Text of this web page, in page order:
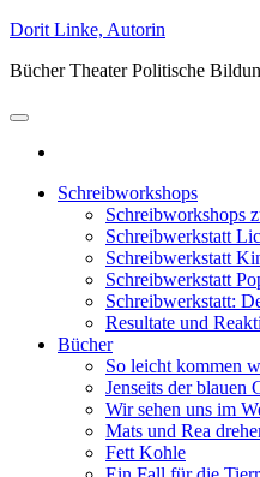
Zum
springen
Dorit Linke, Autorin
Bücher Theater Politische
Schreibworkshops
Schreibworkshops
Schreibwerkstatt
Schreibwerkstatt
Schreibwerkstatt
Schreibwerkstatt:
Resultate und
Bücher
So leicht kommen
Jenseits der blauen
Wir sehen uns im
Mats und Rea
Fett Kohle